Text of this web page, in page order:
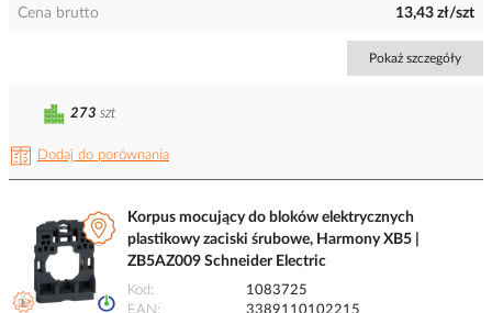
Cena brutto 13,43 zł/szt
Pokaż szczegóły
Dodaj do porównania
273 szt
Korpus mocujący do bloków elektrycznych
plastikowy zaciski śrubowe, Harmony XB5 |
ZB5AZ009 Schneider Electric
Kod
1083725